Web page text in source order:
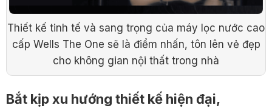
Thiết kế tinh tế và sang trọng của máy lọc nước cao
cấp Wells The One sẽ là điểm nhấn, tôn lên vẻ đẹp
cho không gian nội thất trong nhà
Bắt kịp xu hướng thiết kế hiện đại,